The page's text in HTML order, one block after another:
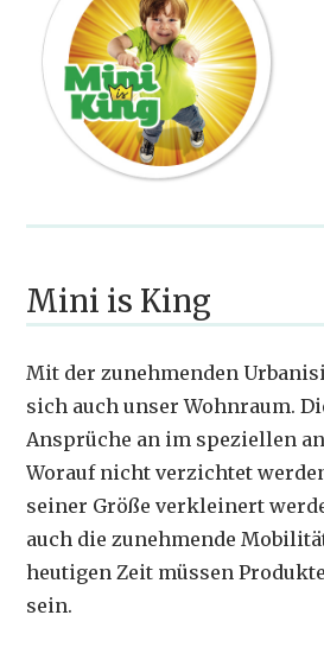
Mini is King
Mit der zunehmenden
sich auch unser Wohnraum.
Ansprüche an im speziellen
Worauf nicht verzichtet
seiner Größe verkleinert
auch die zunehmende
heutigen Zeit müssen
sein.